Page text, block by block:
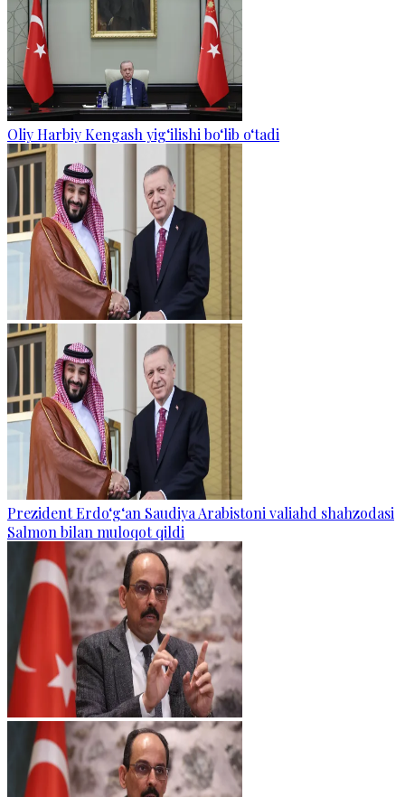
Oliy Harbiy Kengash yig‘ilishi bo‘lib o‘tadi
Prezident Erdo‘g‘an Saudiya Arabistoni valiahd shahzodasi
Salmon bilan muloqot qildi